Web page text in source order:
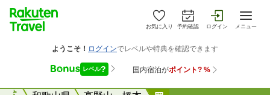
お気に入り 予約確認 ログイン メニュー